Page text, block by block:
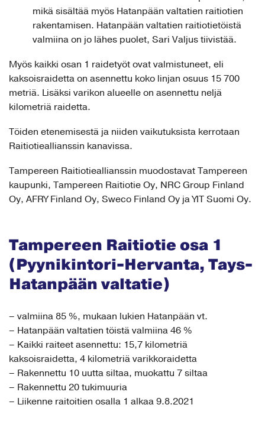
mikä sisältää myös Hatanpään valtatien raitiotien
rakentamisen. Hatanpään valtatien raitiotietöistä
valmiina on jo lähes puolet, Sari Valjus tiivistää.
Myös kaikki osan 1 raidetyöt ovat valmistuneet, eli
kaksoisraidetta on asennettu koko linjan osuus 15 700
metriä. Lisäksi varikon alueelle on asennettu neljä
kilometriä raidetta.
Töiden etenemisestä ja niiden vaikutuksista kerrotaan
Raitiotieallianssin kanavissa.
Tampereen Raitiotieallianssin muodostavat Tampereen
kaupunki, Tampereen Raitiotie Oy, NRC Group Finland
Oy, AFRY Finland Oy, Sweco Finland Oy ja YIT Suomi Oy.
Tampereen Raitiotie osa 1
(Pyynikintori-Hervanta, Tays-
Hatanpään valtatie)
– valmiina 85 %, mukaan lukien Hatanpään vt.
– Hatanpään valtatien töistä valmiina 46 %
– Kaikki raiteet asennettu: 15,7 kilometriä
kaksoisraidetta, 4 kilometriä varikkoraidetta
– Rakennettu 10 uutta siltaa, muokattu 7 siltaa
– Rakennettu 20 tukimuuria
– Liikenne raitoitien osalla 1 alkaa 9.8.2021